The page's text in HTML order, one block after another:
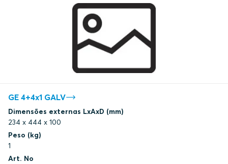
GE 4+4x1 GALV
Dimensões externas LxAxD (mm)
234 x 444 x 100
Peso (kg)
1
Art. No